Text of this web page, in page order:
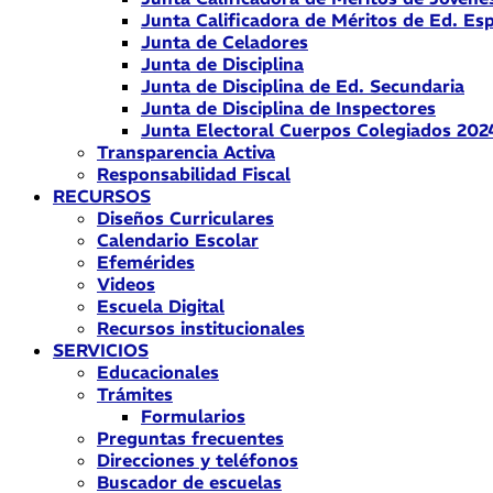
Junta Calificadora de Méritos de Ed.
Junta de Celadores
Junta de Disciplina
Junta de Disciplina de Ed. Secundaria
Junta de Disciplina de Inspectores
Junta Electoral Cuerpos Colegiados
Transparencia Activa
Responsabilidad Fiscal
RECURSOS
Diseños Curriculares
Calendario Escolar
Efemérides
Videos
Escuela Digital
Recursos institucionales
SERVICIOS
Educacionales
Trámites
Formularios
Preguntas frecuentes
Direcciones y teléfonos
Buscador de escuelas